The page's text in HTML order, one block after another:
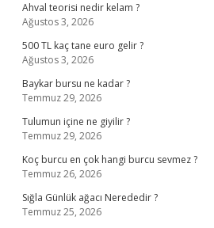
Ahval teorisi nedir kelam ?
Ağustos 3, 2026
500 TL kaç tane euro gelir ?
Ağustos 3, 2026
Baykar bursu ne kadar ?
Temmuz 29, 2026
Tulumun içine ne giyilir ?
Temmuz 29, 2026
Koç burcu en çok hangi burcu sevmez ?
Temmuz 26, 2026
Sığla Günlük ağacı Nerededir ?
Temmuz 25, 2026